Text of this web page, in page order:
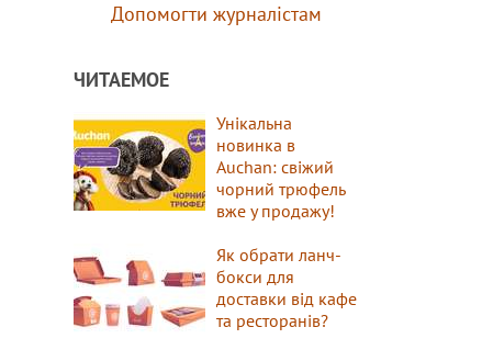
Допомогти журналістам
ЧИТАЕМОЕ
Унікальна
новинка в
Auchan: свіжий
чорний трюфель
вже у продажу!
Як обрати ланч-
бокси для
доставки від кафе
та ресторанів?